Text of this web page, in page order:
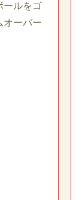
ールをゴ
オーバー